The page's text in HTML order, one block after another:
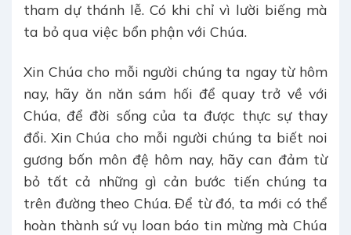
tham dự thánh lễ. Có khi chỉ vì lười biếng mà
ta bỏ qua việc bổn phận với Chúa.
Xin Chúa cho mỗi người chúng ta ngay từ hôm
nay, hãy ăn năn sám hối để quay trở về với
Chúa, để đời sống của ta được thực sự thay
đổi. Xin Chúa cho mỗi người chúng ta biết noi
gương bốn môn đệ hôm nay, hãy can đảm từ
bỏ tất cả những gì cản bước tiến chúng ta
trên đường theo Chúa. Để từ đó, ta mới có thể
hoàn thành sứ vụ loan báo tin mừng mà Chúa